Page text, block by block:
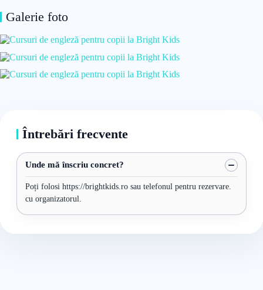
Galerie foto
Întrebări frecvente
Unde mă înscriu concret?
Poți folosi https://brightkids.ro sau telefonul pentru rezervare.
cu organizatorul.